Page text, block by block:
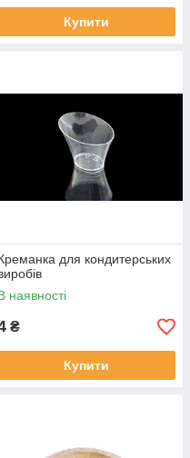
Купити
для кондитерських
наявності
₴
Купити